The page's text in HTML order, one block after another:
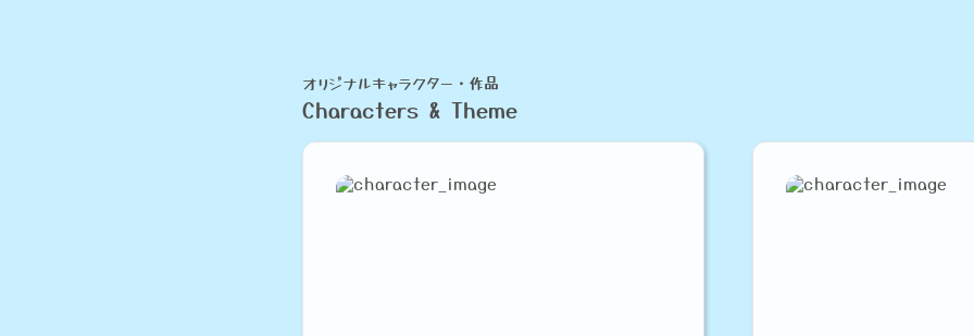
オリジナルキャラクター・作品
Characters & Theme